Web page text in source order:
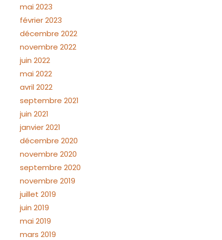
mai 2023
février 2023
décembre 2022
novembre 2022
juin 2022
mai 2022
avril 2022
septembre 2021
juin 2021
janvier 2021
décembre 2020
novembre 2020
septembre 2020
novembre 2019
juillet 2019
juin 2019
mai 2019
mars 2019